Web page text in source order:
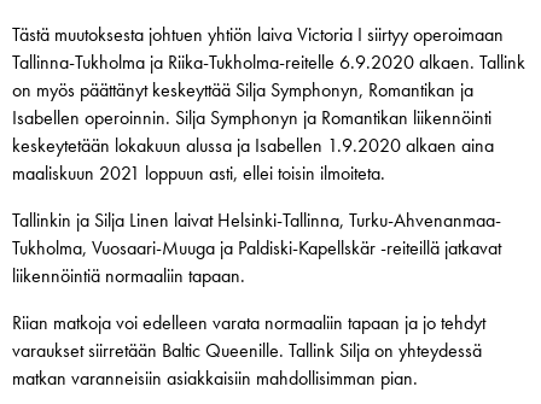
Tästä muutoksesta johtuen yhtiön laiva Victoria I siirtyy operoimaan
Tallinna-Tukholma ja Riika-Tukholma-reitelle 6.9.2020 alkaen. Tallink
on myös päättänyt keskeyttää Silja Symphonyn, Romantikan ja
Isabellen operoinnin. Silja Symphonyn ja Romantikan liikennöinti
keskeytetään lokakuun alussa ja Isabellen 1.9.2020 alkaen aina
maaliskuun 2021 loppuun asti, ellei toisin ilmoiteta.
Tallinkin ja Silja Linen laivat Helsinki-Tallinna, Turku-Ahvenanmaa-
Tukholma, Vuosaari-Muuga ja Paldiski-Kapellskär -reiteillä jatkavat
liikennöintiä normaaliin tapaan.
Riian matkoja voi edelleen varata normaaliin tapaan ja jo tehdyt
varaukset siirretään Baltic Queenille. Tallink Silja on yhteydessä
matkan varanneisiin asiakkaisiin mahdollisimman pian.